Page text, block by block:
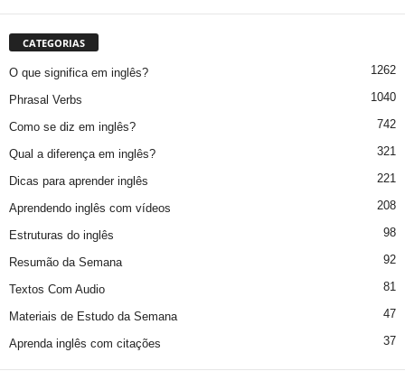
CATEGORIAS
O que significa em inglês? 1262
Phrasal Verbs 1040
Como se diz em inglês? 742
Qual a diferença em inglês? 321
Dicas para aprender inglês 221
Aprendendo inglês com vídeos 208
Estruturas do inglês 98
Resumão da Semana 92
Textos Com Audio 81
Materiais de Estudo da Semana 47
Aprenda inglês com citações 37